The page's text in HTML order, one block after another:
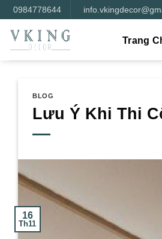
qua
nội
dung
0984778644
Trang
BLOG
Lưu Ý Khi Thi
16
Th11